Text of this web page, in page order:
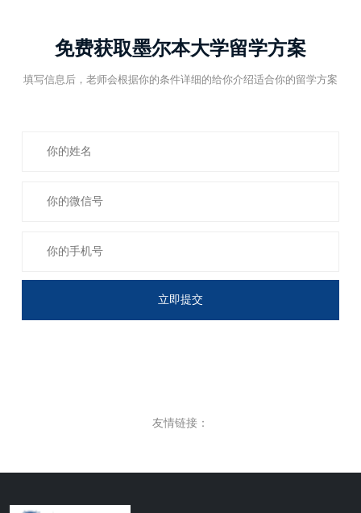
免费获取墨尔本大学留学方案
填写信息后，老师会根据你的条件详细的给你介绍适合你的留学方案
立即提交
友情链接：